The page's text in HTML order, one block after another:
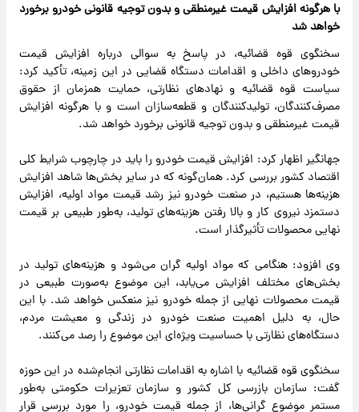
با هرگونه افزایش قیمت غیرمنطقی و بدون توجیه قانونی خودرو برخورد
خواهد شد
سخنگوی قوه قضائیه، در پاسخ به سوالی درباره افزایش قیمت
خودروهای داخلی و اقدامات دستگاه قضایی در این زمینه، تأکید کرد:
سیاست قوه قضائیه و نهادهای نظارتی، حمایت همزمان از حقوق
مصرف‌کنندگان، تولیدکنندگان و قطعه‌سازان است و با هرگونه افزایش
قیمت غیرمنطقی و بدون توجیه قانونی برخورد خواهد شد.
جهانگیر اظهار کرد: افزایش قیمت خودرو را باید در چارچوب شرایط کلی
اقتصاد کشور بررسی کرد. همان‌گونه که در سایر بخش‌ها شاهد افزایش
هزینه‌ها هستیم، در صنعت خودرو نیز رشد قیمت مواد اولیه، افزایش
دستمزد نیروی کار و بالا رفتن هزینه‌های تولید، به‌طور طبیعی بر قیمت
نهایی محصولات تأثیرگذار است.
وی افزود: هنگامی که مواد اولیه گران می‌شود و هزینه‌های تولید در
بخش‌های مختلف افزایش می‌یابد، این موضوع به‌صورت طبیعی در
قیمت محصولات نهایی از جمله خودرو نیز منعکس خواهد شد. با این
حال، به دلیل اهمیت صنعت خودرو در زندگی و معیشت مردم،
دستگاه‌های نظارتی با حساسیت ویژه‌ای این موضوع را رصد می‌کنند.
سخنگوی قوه قضائیه با اشاره به اقدامات نظارتی انجام‌شده در این حوزه
گفت: سازمان بازرسی کل کشور و سازمان تعزیرات حکومتی به‌طور
مستمر موضوع گرانی‌ها، از جمله قیمت خودرو، را مورد بررسی قرار